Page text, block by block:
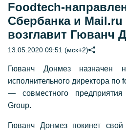
Foodtech-
Сбербанка и Mail.ru
возглавит Гюванч
13.05.2020 09:51 (мск+2)
Гюванч Донмез назначен
исполнительного директора
— совместного
Group.
Гюванч Донмез покинет